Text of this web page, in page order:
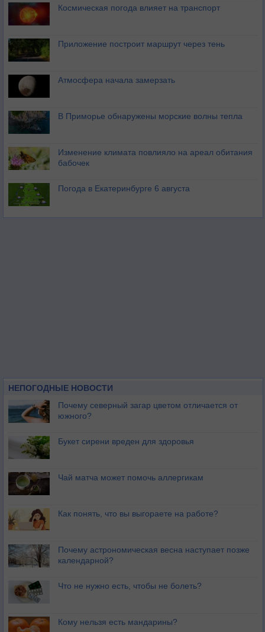
Космическая погода влияет на транспорт
Приложение построит маршрут через тень
Атмосфера начала замерзать
В Приморье обнаружены морские волны тепла
Изменение климата повлияло на ареал обитания
бабочек
Погода в Екатеринбурге 6 августа
НЕПОГОДНЫЕ НОВОСТИ
Почему северный загар цветом отличается от
южного?
Букет сирени вреден для здоровья
Чай матча может помочь аллергикам
Как понять, что вы выгораете на работе?
Почему астрономическая весна наступает позже
календарной?
Что не нужно есть, чтобы не болеть?
Кому нельзя есть мандарины?